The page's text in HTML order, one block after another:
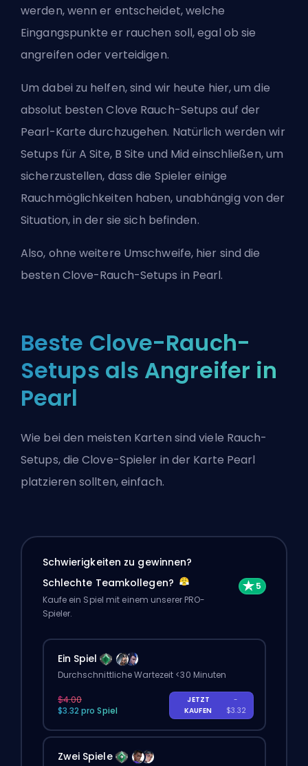
werden, wenn er entscheidet, welche
Eingangspunkte er rauchen soll, egal ob sie
angreifen oder verteidigen.
Um dabei zu helfen, sind wir heute hier, um die
absolut besten Clove Rauch-Setups auf der
Pearl-Karte durchzugehen. Natürlich werden wir
Setups für A Site, B Site und Mid einschließen, um
sicherzustellen, dass die Spieler einige
Rauchmöglichkeiten haben, unabhängig von der
Situation, in der sie sich befinden.
Also, ohne weitere Umschweife, hier sind die
besten Clove-Rauch-Setups in Pearl.
Beste Clove-Rauch-
Setups als Angreifer in
Pearl
Wie bei den meisten Karten sind viele Rauch-
Setups, die Clove-Spieler in der Karte Pearl
platzieren sollten, einfach.
Schwierigkeiten zu gewinnen?
Schlechte Teamkollegen?
Kaufe ein Spiel mit einem unserer PRO-
Spieler.
Ein Spiel
Durchschnittliche Wartezeit <30 Minuten
$4.00
$3.32 pro Spiel
JETZT
KAUFEN
-
$3.32
Zwei Spiele